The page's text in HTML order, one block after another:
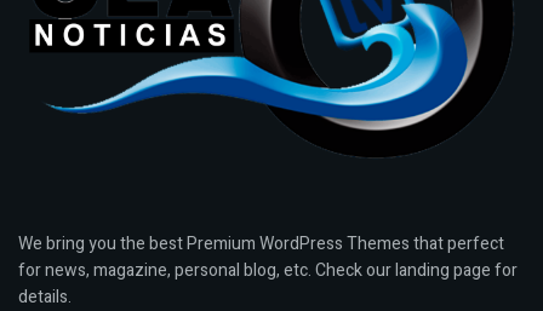
We bring you the best Premium WordPress Themes that perfect
for news, magazine, personal blog, etc. Check our landing page for
details.